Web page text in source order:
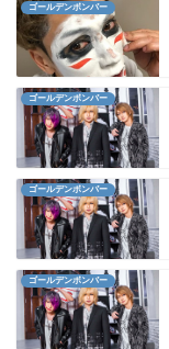
ゴールデンボンバー
ゴールデンボンバー
ゴールデンボンバー
ゴールデンボンバー